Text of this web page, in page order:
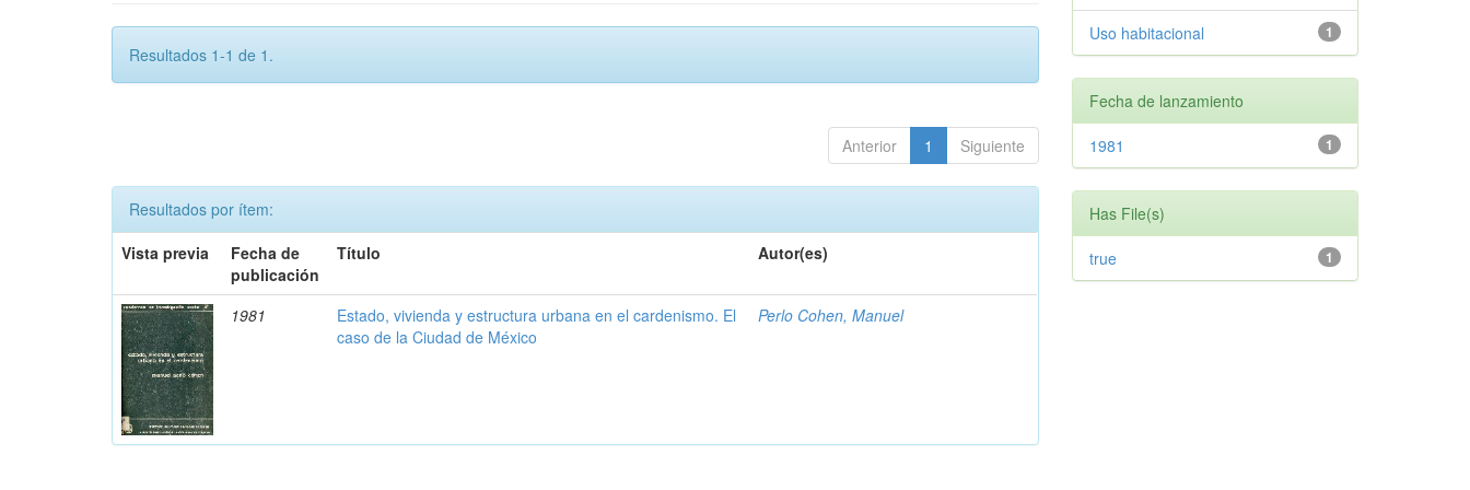
Resultados 1-1 de 1.
Anterior 1 Siguiente
Resultados por ítem:
Vista previa
Fecha de
publicación
Título Autor(es)
1981
Estado, vivienda y estructura urbana en el cardenismo. El
caso de la Ciudad de México
Perlo Cohen, Manuel
1
Uso habitacional
Fecha de lanzamiento
1
1981
Has File(s)
1
true